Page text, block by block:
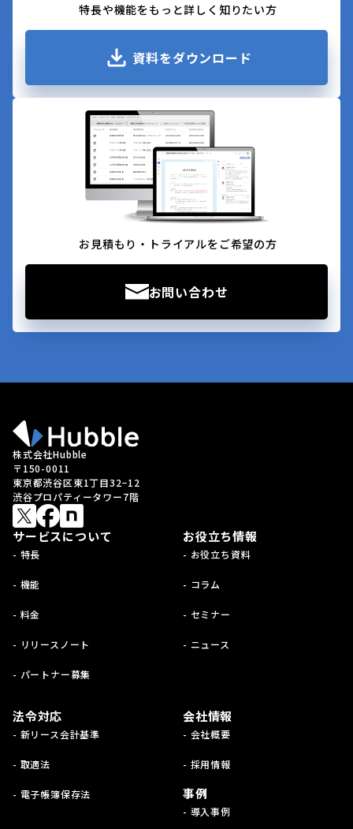
特長や機能をもっと詳しく知りたい方
資料をダウンロード
お見積もり・トライアルをご希望の方
お問い合わせ
株式会社Hubble
〒150-0011
東京都渋谷区東1丁目32−12
渋谷プロパティータワー7階
サービスについて
- 特長
- 機能
- 料金
- リリースノート
- パートナー募集
お役立ち情報
- お役立ち資料
- コラム
- セミナー
- ニュース
法令対応
- 新リース会計基準
- 取適法
- 電子帳簿保存法
会社情報
- 会社概要
- 採用情報
事例
- 導入事例